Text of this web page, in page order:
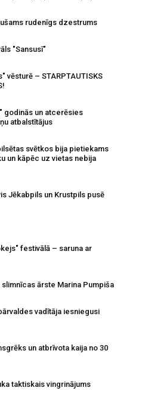
rudenīgs dzestrums
"Sansusī"
vēsturē – STARPTAUTISKS
godinās un atcerēsies
atbalstītājus
svētkos bija pietiekams
un kāpēc uz vietas nebija
Jēkabpils un Krustpils pusē
festivālā – saruna ar
ārste Marina Pumpiša
vadītāja iesniegusi
un atbrīvota kaija no 30
taktiskais vingrinājums